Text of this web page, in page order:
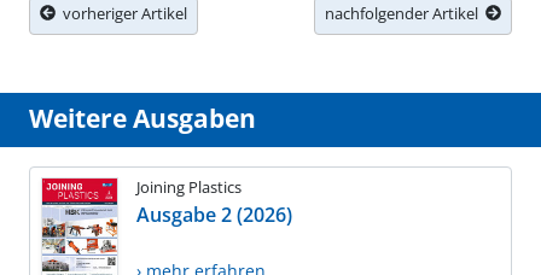
vorheriger Artikel nachfolgender Artikel
Weitere Ausgaben
Joining Plastics
Ausgabe 2 (2026)
› mehr erfahren